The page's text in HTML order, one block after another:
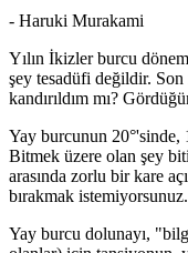
- Haruki Murakami
Yılın İkizler burcu
şey tesadüfi değildir. Son
kandırıldım mı?
Yay burcunun 20°'sinde,
Bitmek üzere olan şey
arasında zorlu bir kare
bırakmak
Yay burcu dolunayı,